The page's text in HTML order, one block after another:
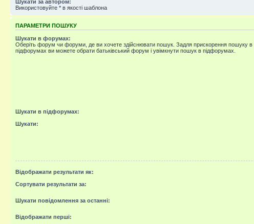
Шукати за автором:
Використовуйте * в якості шаблона
ПАРАМЕТРИ ПОШУКУ
Шукати в форумах:
Оберіть форум чи форуми, де ви хочете здійснювати пошук. Задля прискорення пошуку в
підфорумах ви можете обрати батьківський форум і увімкнути пошук в підфорумах.
Шукати в підфорумах:
Шукати:
Відображати результати як:
Сортувати результати за:
Шукати повідомлення за останні:
Відображати перші: